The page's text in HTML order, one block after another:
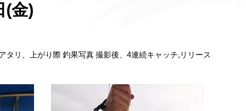
(金)
リ、上がり際 釣果写真 撮影後、4連続キャッチ,リリース